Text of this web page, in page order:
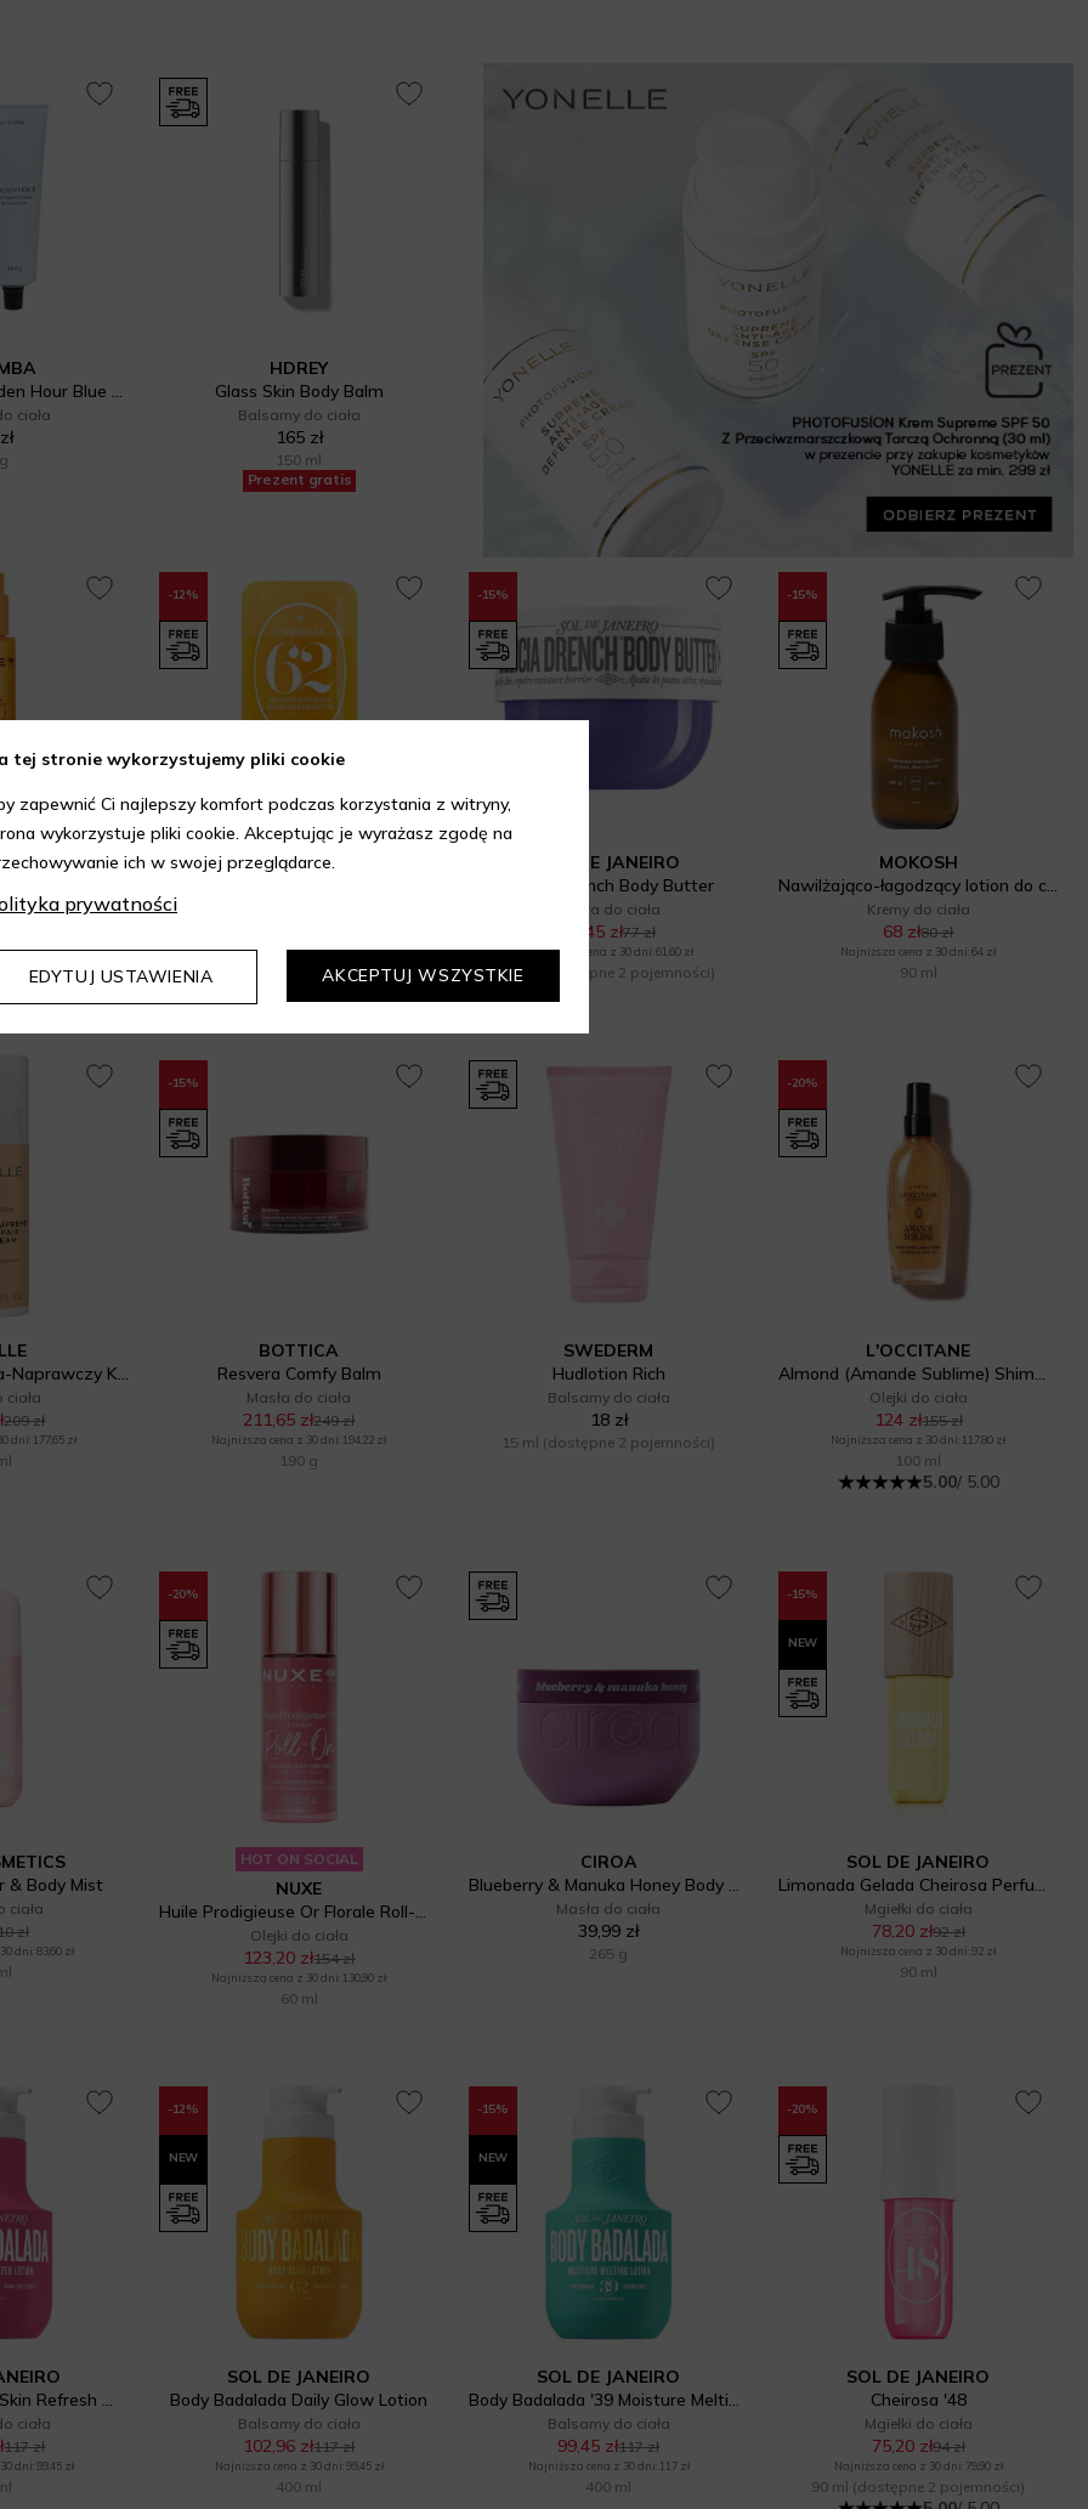
Someone New Golden Hour Blue Algae & Peptide Recovery Balm
ciała
Prezent gratis
HDREY
Glass Skin Body Balm
Balsamy do ciała
165 zł
150 ml
SPF 30
ciała
dni: 105,30 zł
-12%
SOL DE JANEIRO
Najniższa cena z 30 dni: 79,90 zł
-15%
SOL DE JANEIRO
Delícia Drench Body Butter
Masła do ciała
65,45 zł77 zł
Najniższa cena z 30 dni: 61,60 zł
75 ml (dostępne 2 pojemności)
-15%
MOKOSH
Nawilżająco-łagodzący lotion do ciała, dłoni i twarzy SPF 30
Kremy do ciała
68 zł80 zł
Najniższa cena z 30 dni: 64 zł
90 ml
NUTRIFUSION Ultra-Naprawczy Krem Do Ciała Z Ceramidami Supreme
ciała
209 zł
dni: 177,65 zł
-15%
BOTTICA
Resvera Comfy Balm
Masła do ciała
211,65 zł249 zł
Najniższa cena z 30 dni: 194,22 zł
190 g
SWEDERM
Hudlotion Rich
Balsamy do ciała
18 zł
15 ml (dostępne 2 pojemności)
-20%
L'OCCITANE
Almond (Amande Sublime) Shimmering Body Oil
Olejki do ciała
124 zł155 zł
Najniższa cena z 30 dni: 117,80 zł
100 ml
5.00/ 5.00
& Body Mist
ciała
zł
dni: 83,60 zł
-20%
HOT ON SOCIAL
NUXE
Huile Prodigieuse Or Florale Roll-On Multi-Purpose Dry Oil
Olejki do ciała
123,20 zł154 zł
Najniższa cena z 30 dni: 130,90 zł
60 ml
CIROA
Blueberry & Manuka Honey Body Butter
Masła do ciała
39,99 zł
265 g
-15%
NEW
SOL DE JANEIRO
Limonada Gelada Cheirosa Perfume Mist
Mgiełki do ciała
78,20 zł92 zł
Najniższa cena z 30 dni: 92 zł
90 ml
Body Badalada '48 Skin Refresh Water Lotion
ciała
117 zł
dni: 99,45 zł
-12%
NEW
SOL DE JANEIRO
Body Badalada Daily Glow Lotion
Balsamy do ciała
102,96 zł117 zł
Najniższa cena z 30 dni: 99,45 zł
400 ml
-15%
NEW
SOL DE JANEIRO
Body Badalada '39 Moisture Melting Lotion
Balsamy do ciała
99,45 zł117 zł
Najniższa cena z 30 dni: 117 zł
400 ml
-20%
SOL DE JANEIRO
Cheirosa '48
Mgiełki do ciała
75,20 zł94 zł
Najniższa cena z 30 dni: 79,90 zł
90 ml (dostępne 2 pojemności)
tej stronie wykorzystujemy pliki cookie
zapewnić Ci najlepszy komfort podczas korzystania z witryny,
wykorzystuje pliki cookie. Akceptując je wyrażasz zgodę na
ich w swojej przeglądarce.
prywatności
EDYTUJ USTAWIENIA AKCEPTUJ WSZYSTKIE